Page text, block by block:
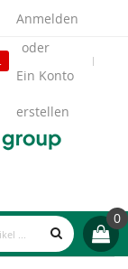
Anmelden
Ein Konto
erstellen
0